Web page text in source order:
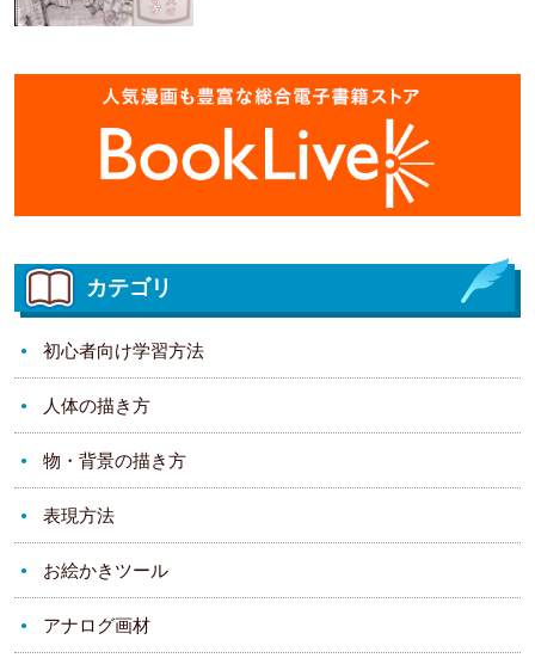
カテゴリ
初心者向け学習方法
人体の描き方
物・背景の描き方
表現方法
お絵かきツール
アナログ画材